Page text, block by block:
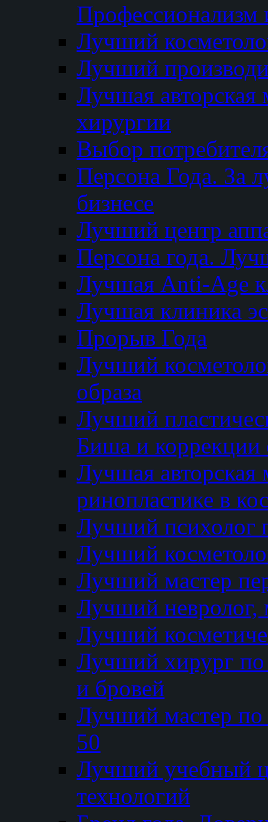
Профессионализм
Лучший
Лучший
Лучшая авторская
хирургии
Выбор
Персона Года. За
бизнесе
Лучший центр
Персона года.
Лучшая Anti-Age
Лучшая клиника
Прорыв Года
Лучший
образа
Лучший
Биша и коррекции
Лучшая авторская
ринопластике в
Лучший психолог
Лучший
Лучший мастер
Лучший невролог,
Лучший
Лучший хирург по
и бровей
Лучший мастер
50
Лучший
технологий